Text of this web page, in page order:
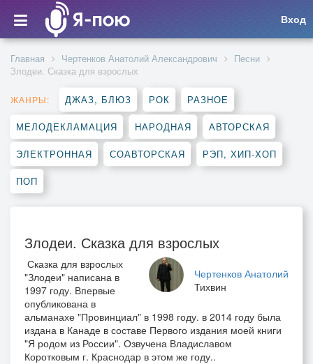
Вход
Главная Чертенков Анатолий Александрович
Песни
Злодеи. Сказка для взрослых
ЖАНРЫ: ДЖАЗ, БЛЮЗ РОК РАЗНОЕ
МЕЛОДЕКЛАМАЦИЯ НАРОДНАЯ АВТОРСКАЯ
ЭЛЕКТРОННАЯ СОАВТОРСКАЯ РЭП, ХИП-ХОП
ПОП
Злодеи. Сказка для взрослых
Чертенков Анатолий
Тихвин
Сказка для взрослых
"Злодеи" написана в
1997 году. Впервые
опубликована в
альманахе "Провинциал" в 1998 году. в 2014 году была
издана в Канаде в составе Первого издания моей книги
"Я родом из России". Озвучена Владиславом
Коротковым г. Краснодар в этом же году..